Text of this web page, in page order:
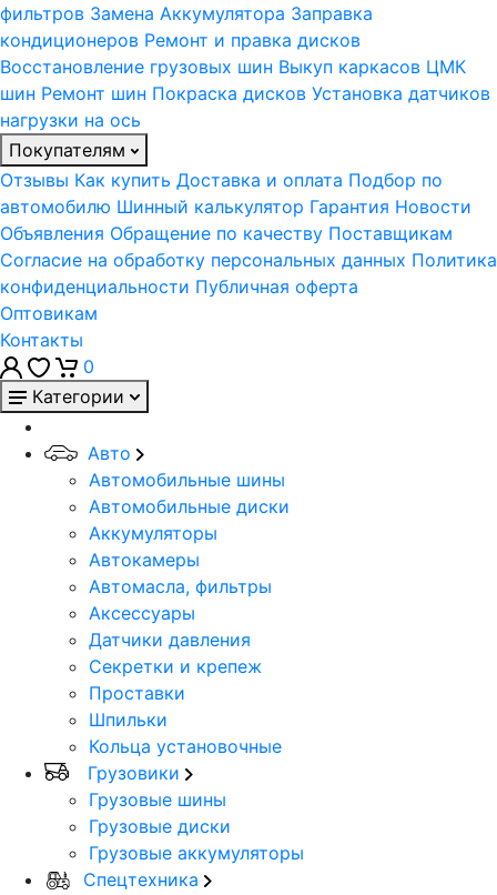
фильтров Замена Аккумулятора Заправка
кондиционеров Ремонт и правка дисков
Восстановление грузовых шин Выкуп каркасов ЦМК
шин Ремонт шин Покраска дисков Установка датчиков
нагрузки на ось
Покупателям
Отзывы Как купить Доставка и оплата Подбор по
автомобилю Шинный калькулятор Гарантия Новости
Объявления Обращение по качеству Поставщикам
Согласие на обработку персональных данных Политика
конфиденциальности Публичная оферта
Оптовикам
Контакты
0
Категории
Авто
Автомобильные шины
Автомобильные диски
Аккумуляторы
Автокамеры
Автомасла, фильтры
Аксессуары
Датчики давления
Секретки и крепеж
Проставки
Шпильки
Кольца установочные
Грузовики
Грузовые шины
Грузовые диски
Грузовые аккумуляторы
Спецтехника